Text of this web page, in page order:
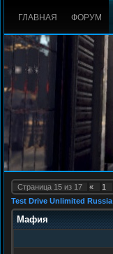
ГЛАВНАЯ ФОРУМ
Страница 15 из 17 « 1
Test Drive Unlimited Russia
Мафия